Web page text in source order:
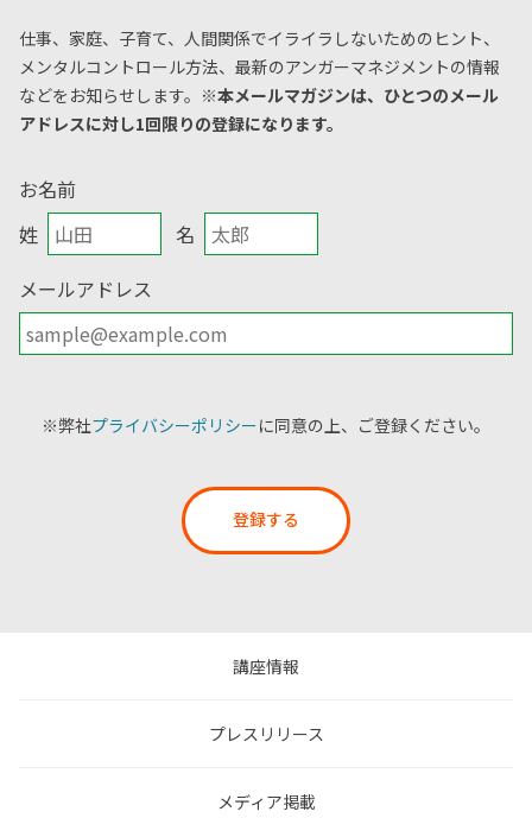
仕事、家庭、子育て、人間関係でイライラしないためのヒント、
メンタルコントロール方法、 最新のアンガーマネジメントの情報
などをお知らせします。 ※本メールマガジンは、ひとつのメール
アドレスに対し1回限りの登録になります。
お名前
姓
名
メールアドレス
※弊社プライバシーポリシーに同意の上、ご登録ください。
登録する
講座情報
プレスリリース
メディア掲載